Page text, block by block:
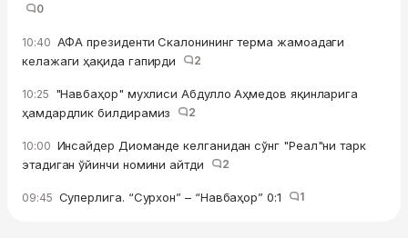
0
10:40 АФА президенти Скалонининг терма жамоадаги
келажаги ҳақида гапирди
2
10:25 "Навбаҳор" мухлиси Абдулло Аҳмедов яқинларига
ҳамдардлик билдирамиз
2
10:00 Инсайдер Диоманде келганидан сўнг "Реал"ни тарк
этадиган ўйинчи номини айтди
2
09:45 Суперлига. “Сурхон” – “Навбаҳор” 0:1 1